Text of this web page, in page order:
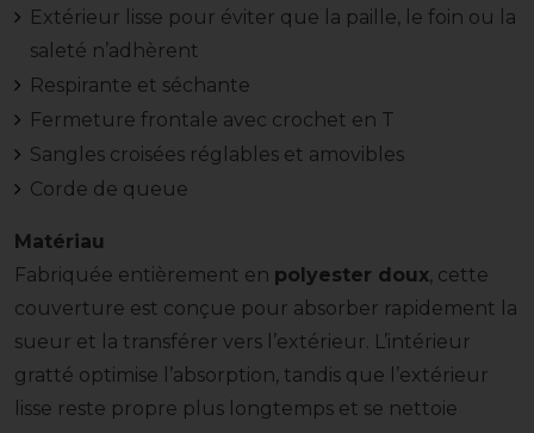
Extérieur lisse pour éviter que la paille, le foin ou la
saleté n’adhèrent
Respirante et séchante
Fermeture frontale avec crochet en T
Sangles croisées réglables et amovibles
Corde de queue
Matériau
Fabriquée entièrement en polyester doux, cette
couverture est conçue pour absorber rapidement la
sueur et la transférer vers l’extérieur. L’intérieur
gratté optimise l’absorption, tandis que l’extérieur
lisse reste propre plus longtemps et se nettoie